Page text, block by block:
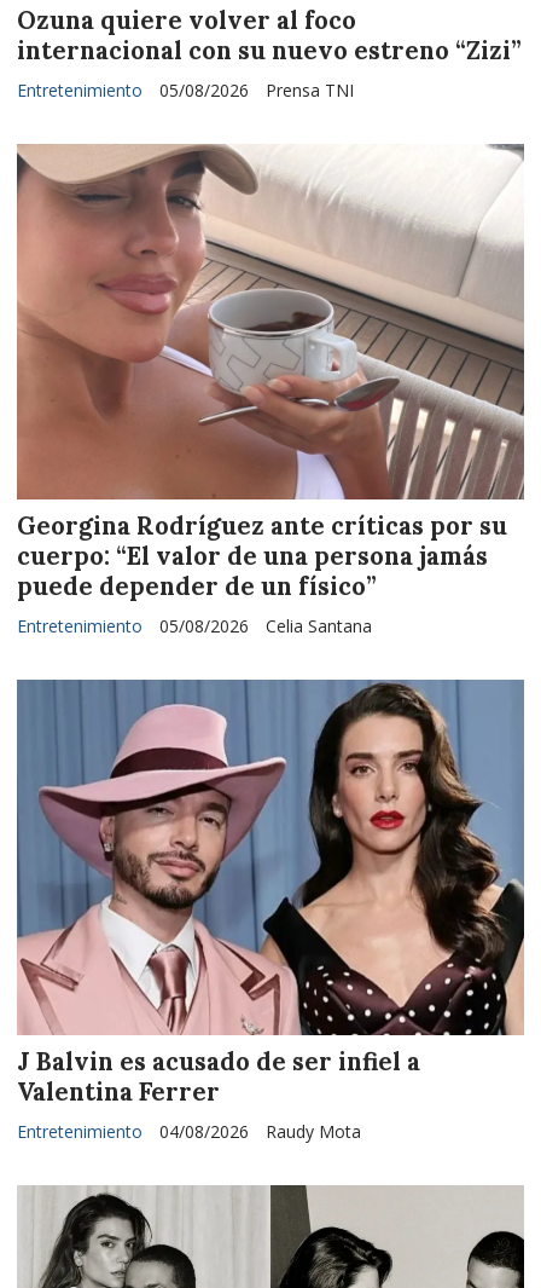
Ozuna quiere volver al foco
internacional con su nuevo estreno “Zizi”
Prensa TNI
Entretenimiento 05/08/2026
Georgina Rodríguez ante críticas por su
cuerpo: “El valor de una persona jamás
puede depender de un físico”
Celia Santana
Entretenimiento 05/08/2026
J Balvin es acusado de ser infiel a
Valentina Ferrer
Raudy Mota
Entretenimiento 04/08/2026